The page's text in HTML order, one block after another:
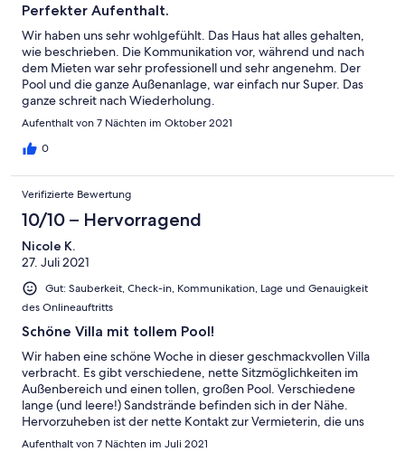
Perfekter Aufenthalt.
Wir haben uns sehr wohlgefühlt. Das Haus hat alles gehalten,
wie beschrieben. Die Kommunikation vor, während und nach
dem Mieten war sehr professionell und sehr angenehm. Der
Pool und die ganze Außenanlage, war einfach nur Super. Das
ganze schreit nach Wiederholung.
Aufenthalt von 7 Nächten im Oktober 2021
0
Verifizierte Bewertung
10/10 – Hervorragend
Nicole K.
27. Juli 2021
Gut: Sauberkeit, Check-in, Kommunikation, Lage und Genauigkeit
des Onlineauftritts
Schöne Villa mit tollem Pool!
Wir haben eine schöne Woche in dieser geschmackvollen Villa
verbracht. Es gibt verschiedene, nette Sitzmöglichkeiten im
Außenbereich und einen tollen, großen Pool. Verschiedene
lange (und leere!) Sandstrände befinden sich in der Nähe.
Hervorzuheben ist der nette Kontakt zur Vermieterin, die uns
mit Tipps in der Umgebung zur Seite stand.
Aufenthalt von 7 Nächten im Juli 2021